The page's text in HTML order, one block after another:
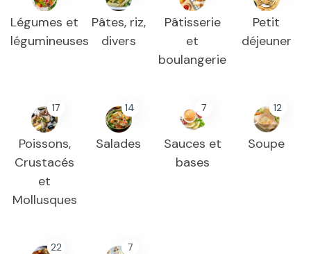
Légumes et
légumineuses
Pâtes, riz,
divers
Pâtisserie
et
boulangerie
Petit
déjeuner
17
Poissons,
Crustacés
et
Mollusques
14
Salades
7
Sauces et
bases
12
Soupe
22 7